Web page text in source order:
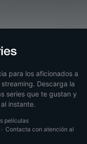
para los aficionados a
Descarga la
series que te gustan y
instante.
películas
Contacta con atención al